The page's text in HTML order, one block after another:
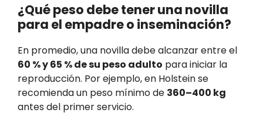
¿Qué peso debe tener una novilla
para el empadre o inseminación?
En promedio, una novilla debe alcanzar entre el
60 % y 65 % de su peso adulto para iniciar la
reproducción. Por ejemplo, en Holstein se
recomienda un peso mínimo de 360–400 kg
antes del primer servicio.